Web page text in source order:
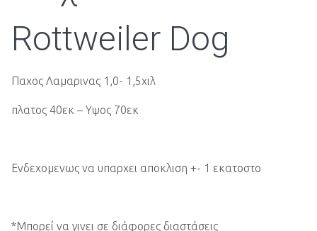
Rottweiler Dog
Παχος Λαμαρινας 1,0- 1,5χιλ
πλατος 40εκ – Υψος 70εκ
Ενδεχομενως να υπαρχει αποκλιση +- 1 εκατοστο
*Μπορεί να γινει σε διάφορες διαστάσεις